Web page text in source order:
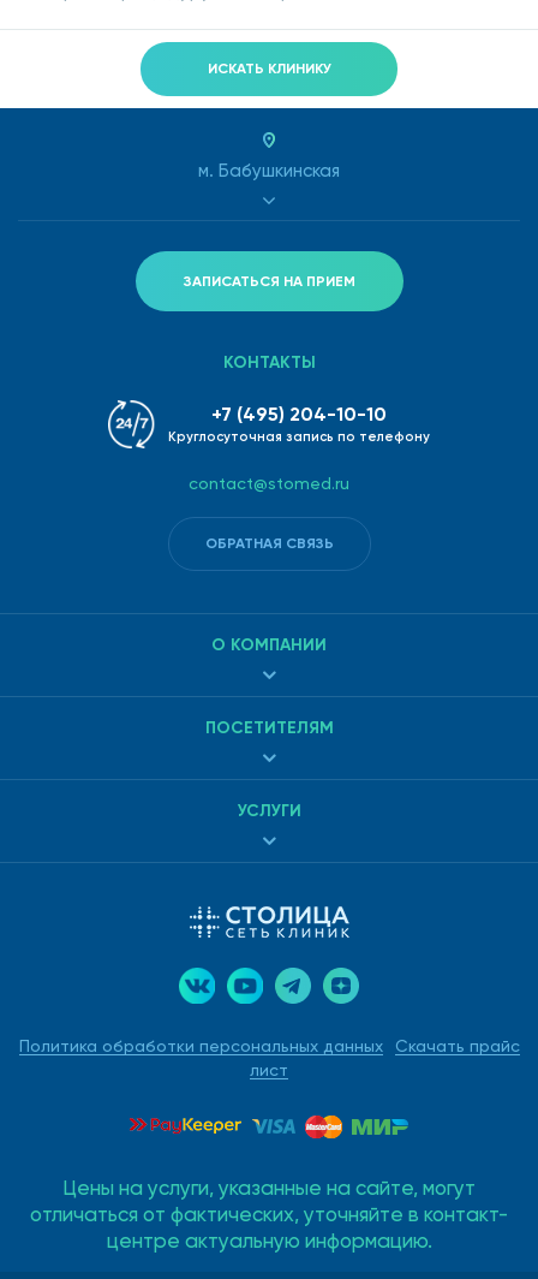
ИСКАТЬ КЛИНИКУ
м. Бабушкинская
ЗАПИСАТЬСЯ НА ПРИЕМ
Политика обработки персональных данных
Скачать прайс
лист
О КОМПАНИИ
ПОСЕТИТЕЛЯМ
УСЛУГИ
КОНТАКТЫ
+7 (495) 204-10-10
Круглосуточная запись по телефону
contact@stomed.ru
ОБРАТНАЯ СВЯЗЬ
Цены на услуги, указанные на сайте, могут
отличаться от фактических, уточняйте в контакт-
центре актуальную информацию.